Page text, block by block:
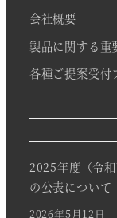
会社概要
製品に関する重
各種ご提案受付
2025年度（令
の公表について
2026年5月12日